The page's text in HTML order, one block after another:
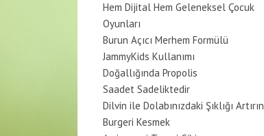
Hem Dijital Hem Geleneksel Çocuk
Oyunları
Burun Açıcı Merhem Formülü
JammyKids Kullanımı
Doğallığında Propolis
Saadet Sadeliktedir
Dilvin ile Dolabınızdaki Şıklığı Artırın
Burgeri Kesmek